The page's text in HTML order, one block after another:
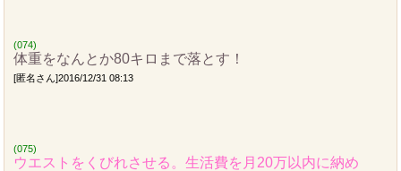
(074)
体重をなんとか80キロまで落とす！
[匿名さん]2016/12/31 08:13
(075)
ウエストをくびれさせる。生活費を月20万以内に納め